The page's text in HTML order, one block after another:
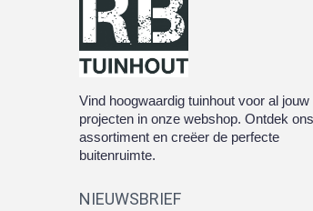
Vind hoogwaardig tuinhout voor al jouw
projecten in onze webshop. Ontdek ons
assortiment en creëer de perfecte
buitenruimte.
NIEUWSBRIEF